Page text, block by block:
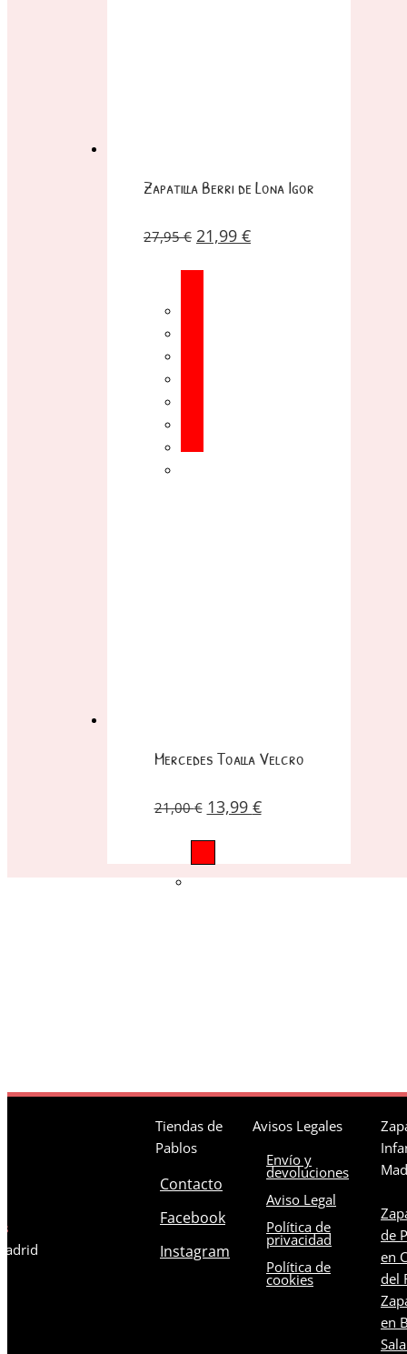
Zapatilla Berri de Lona Igor
27,95€ 21,99 €
Mercedes Toalla Velcro
21,00€ 13,99 €
Tiendas de
Pablos
Contacto
Facebook
Instagram
Avisos Legales
Envío y
devoluciones
Aviso Legal
Política de
privacidad
Política de
cookies
de
en
del
en